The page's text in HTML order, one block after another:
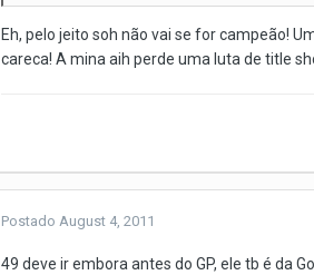
Eh, pelo jeito soh não vai se for campeão!
careca! A mina aih perde uma luta de title
Postado August 4, 2011
49 deve ir embora antes do GP, ele tb é da